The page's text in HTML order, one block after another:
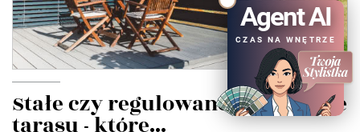
Stałe czy regulowane zadaszenie
tarasu - które...
Agent AI
CZAS NA WNĘTRZE